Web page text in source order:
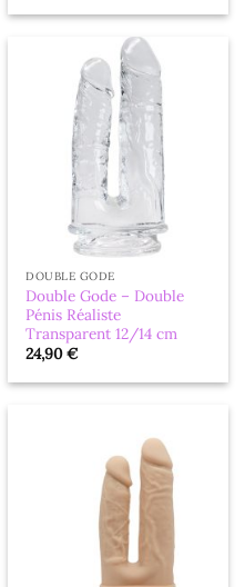
DOUBLE GODE
Double Gode – Double
Pénis Réaliste
Transparent 12/14 cm
24,90€